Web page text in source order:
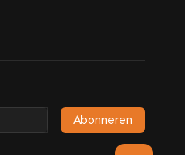
Abonneren